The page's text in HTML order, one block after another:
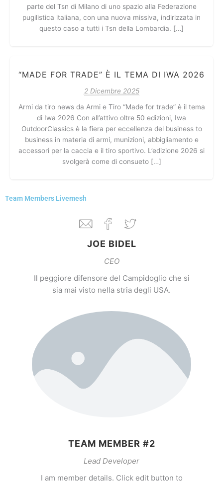
parte del Tsn di Milano di uno spazio alla Federazione
pugilistica italiana, con una nuova missiva, indirizzata in
questo caso a tutti i Tsn della Lombardia. […]
“MADE FOR TRADE” È IL TEMA DI IWA 2026
2 Dicembre 2025
Armi da tiro news da Armi e Tiro “Made for trade” è il tema
di Iwa 2026 Con all’attivo oltre 50 edizioni, Iwa
OutdoorClassics è la fiera per eccellenza del business to
business in materia di armi, munizioni, abbigliamento e
accessori per la caccia e il tiro sportivo. L’edizione 2026 si
svolgerà come di consueto […]
Team Members Livemesh
JOE BIDEL
CEO
Il peggiore difensore del Campidoglio che si
sia mai visto nella stria degli USA.
TEAM MEMBER #2
Lead Developer
I am member details. Click edit button to